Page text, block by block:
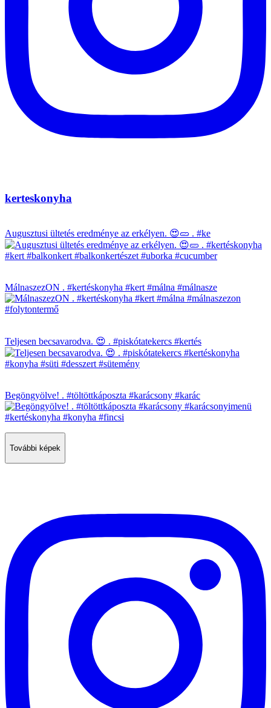
kerteskonyha
Augusztusi ültetés eredménye az erkélyen. 😍🥒 . #ke
MálnaszezON . #kertéskonyha #kert #málna #málnasze
Teljesen becsavarodva. 😍 . #piskótatekercs #kertés
Begöngyölve! . #töltöttkáposzta #karácsony #karác
További képek